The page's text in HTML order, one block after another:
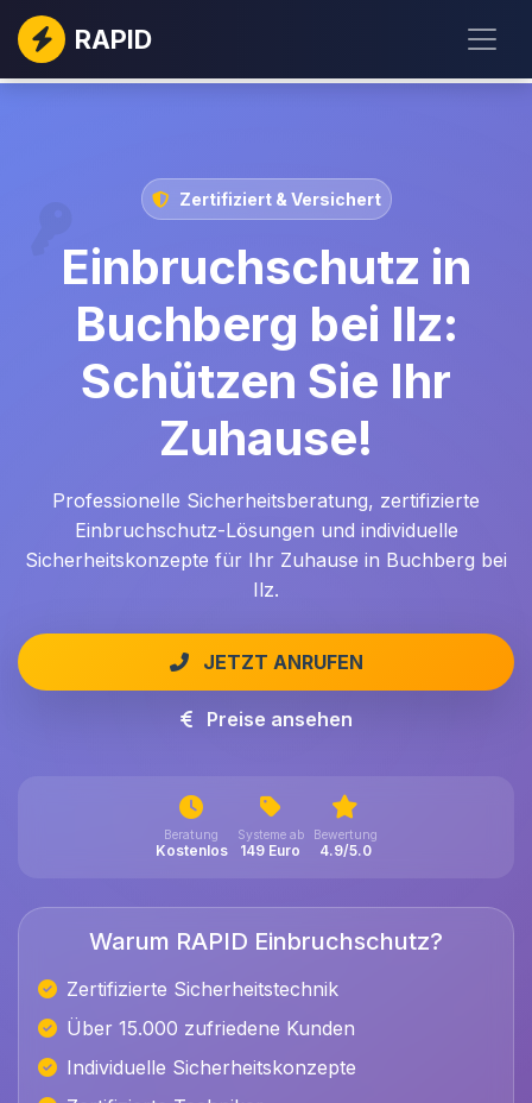
RAPID
Zertifiziert & Versichert
Einbruchschutz in
Buchberg bei Ilz:
Schützen Sie Ihr
Zuhause!
Professionelle Sicherheitsberatung, zertifizierte
Einbruchschutz-Lösungen und individuelle
Sicherheitskonzepte für Ihr Zuhause in Buchberg bei
Ilz.
JETZT ANRUFEN
Preise ansehen
Beratung
Kostenlos
Systeme ab
149 Euro
Bewertung
4.9/5.0
Warum RAPID Einbruchschutz?
Zertifizierte Sicherheitstechnik
Über 15.000 zufriedene Kunden
Individuelle Sicherheitskonzepte